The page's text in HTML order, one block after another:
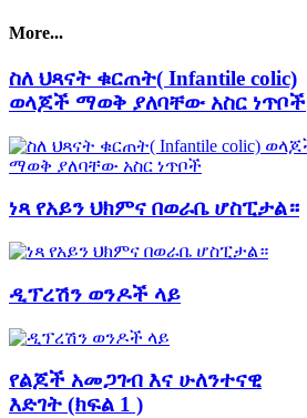
More...
ስለ ህጻናት ቁርጠት( Infantile colic)
ወላጆች ማወቅ ያለባቸው አስር ነጥቦች
ነጻ የአይን ህክምና በወራቤ ሆስፒታል።
ዲፕረሽን ወንዶች ላይ
የልጆች አመጋገብ እና ሁለንተናዊ
እድገት (ክፍል 1 )